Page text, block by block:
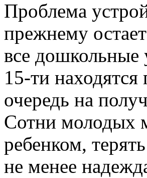
Проблема
прежнему
все дошкольные
15-ти
очередь на
Сотни молодых
ребенком,
не менее